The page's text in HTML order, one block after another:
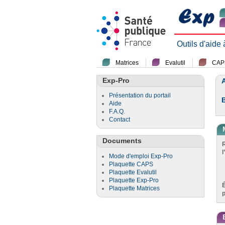
Outils d'aide
Matrices Evalutil
Exp-Pro
Présentation du portail
Aide
F.A.Q.
Contact
Documents
Mode d'emploi Exp-Pro
Plaquette CAPS
Plaquette Evalutil
Plaquette Exp-Pro
Plaquette Matrices